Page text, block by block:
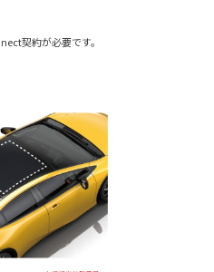
契約が必要です。